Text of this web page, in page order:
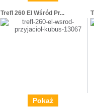
Trefl 260 El Wśród Pr...
Pokaż